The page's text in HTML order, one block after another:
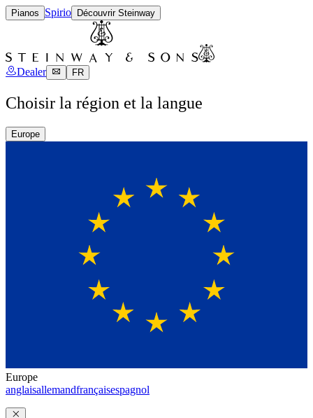
Pianos Spirio Découvrir Steinway
Dealer FR
Choisir la région et la langue
Europe
Europe
anglaisallemandfrançaisespagnol